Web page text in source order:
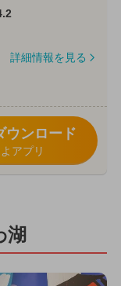
詳細情報を見る
ウンロード
アプリ
湖